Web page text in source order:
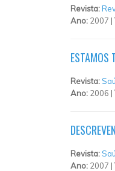
Revista:
Ano: 2007 |
ESTAMOS
Revista:
Ano: 2006 |
Revista:
Ano: 2007 |